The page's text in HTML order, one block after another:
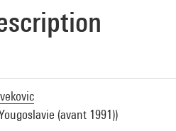
(avant 1991))